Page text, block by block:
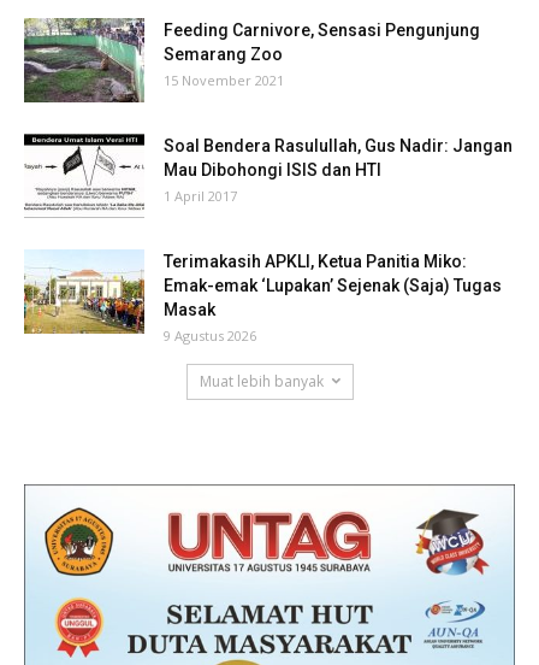
Feeding Carnivore, Sensasi Pengunjung
Semarang Zoo
15 November 2021
Soal Bendera Rasulullah, Gus Nadir: Jangan
Mau Dibohongi ISIS dan HTI
1 April 2017
Terimakasih APKLI, Ketua Panitia Miko:
Emak-emak ‘Lupakan’ Sejenak (Saja) Tugas
Masak
9 Agustus 2026
Muat lebih banyak